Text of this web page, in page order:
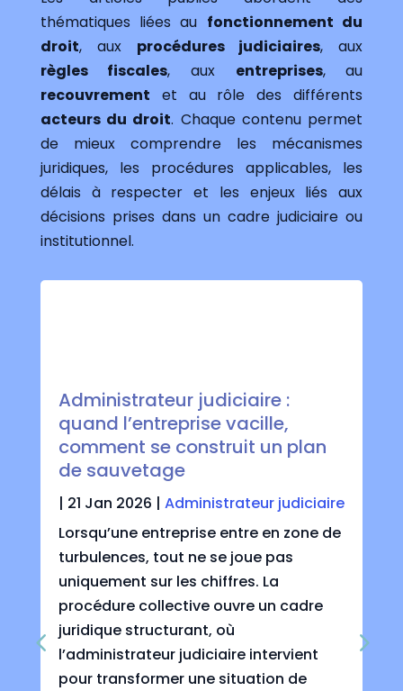
thématiques liées au fonctionnement du
droit, aux procédures judiciaires, aux
règles fiscales, aux entreprises, au
recouvrement et au rôle des différents
acteurs du droit. Chaque contenu permet
de mieux comprendre les mécanismes
juridiques, les procédures applicables, les
délais à respecter et les enjeux liés aux
décisions prises dans un cadre judiciaire ou
institutionnel.
Administrateur judiciaire :
quand l’entreprise vacille,
comment se construit un plan
de sauvetage
| 21 Jan 2026 | Administrateur judiciaire
Lorsqu’une entreprise entre en zone de
turbulences, tout ne se joue pas
uniquement sur les chiffres. La
procédure collective ouvre un cadre
juridique structurant, où
l’administrateur judiciaire intervient
pour transformer une situation de